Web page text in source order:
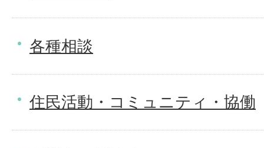
各種相談
住民活動・コミュニティ・協働